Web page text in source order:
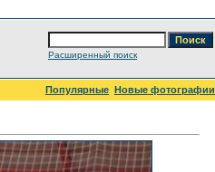
Расширенный поиск
Популярные Новые фотографии